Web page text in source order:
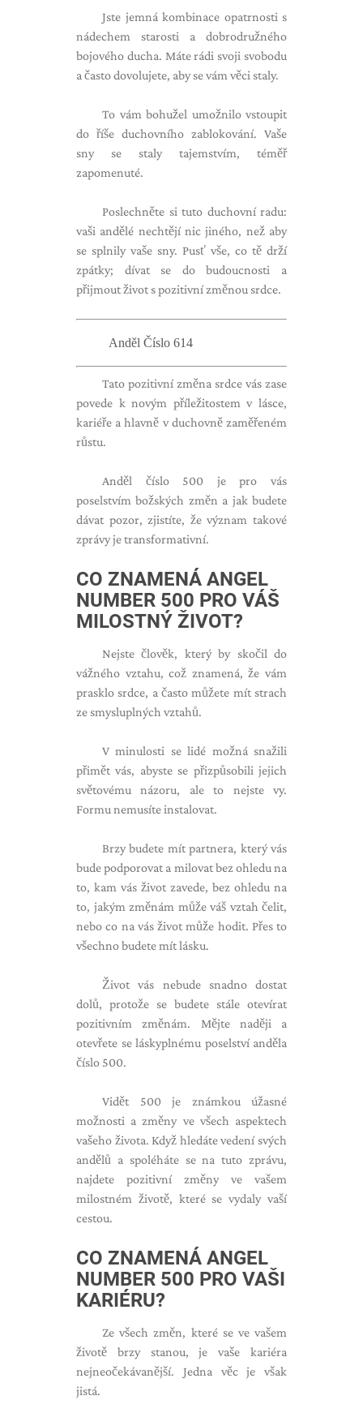
Jste jemná kombinace opatrnosti s
nádechem starosti a dobrodružného
bojového ducha. Máte rádi svoji svobodu
a často dovolujete, aby se vám věci staly.
To vám bohužel umožnilo vstoupit
do říše duchovního zablokování. Vaše
sny se staly tajemstvím, téměř
zapomenuté.
Poslechněte si tuto duchovní radu:
vaši andělé nechtějí nic jiného, ​​než aby
se splnily vaše sny. Pusť vše, co tě drží
zpátky; dívat se do budoucnosti a
přijmout život s pozitivní změnou srdce.
Anděl Číslo 614
Tato pozitivní změna srdce vás zase
povede k novým příležitostem v lásce,
kariéře a hlavně v duchovně zaměřeném
růstu.
Anděl číslo 500 je pro vás
poselstvím božských změn a jak budete
dávat pozor, zjistíte, že význam takové
zprávy je transformativní.
CO ZNAMENÁ ANGEL
NUMBER 500 PRO VÁŠ
MILOSTNÝ ŽIVOT?
Nejste člověk, který by skočil do
vážného vztahu, což znamená, že vám
prasklo srdce, a často můžete mít strach
ze smysluplných vztahů.
V minulosti se lidé možná snažili
přimět vás, abyste se přizpůsobili jejich
světovému názoru, ale to nejste vy.
Formu nemusíte instalovat.
Brzy budete mít partnera, který vás
bude podporovat a milovat bez ohledu na
to, kam vás život zavede, bez ohledu na
to, jakým změnám může váš vztah čelit,
nebo co na vás život může hodit. Přes to
všechno budete mít lásku.
Život vás nebude snadno dostat
dolů, protože se budete stále otevírat
pozitivním změnám. Mějte naději a
otevřete se láskyplnému poselství anděla
číslo 500.
Vidět 500 je známkou úžasné
možnosti a změny ve všech aspektech
vašeho života. Když hledáte vedení svých
andělů a spoléháte se na tuto zprávu,
najdete pozitivní změny ve vašem
milostném životě, které se vydaly vaší
cestou.
CO ZNAMENÁ ANGEL
NUMBER 500 PRO VAŠI
KARIÉRU?
Ze všech změn, které se ve vašem
životě brzy stanou, je vaše kariéra
nejneočekávanější. Jedna věc je však
jistá.